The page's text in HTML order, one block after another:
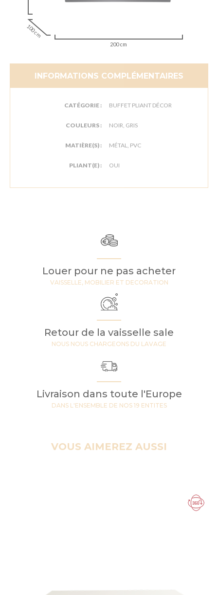
100 cm
200 cm
INFORMATIONS COMPLÉMENTAIRES
CATÉGORIE : BUFFET PLIANT DÉCOR
COULEURS : NOIR, GRIS
MATIÈRE(S) : MÉTAL, PVC
PLIANT(E) : OUI
Louer pour ne pas acheter
VAISSELLE, MOBILIER ET DECORATION
Retour de la vaisselle sale
NOUS NOUS CHARGEONS DU LAVAGE
Livraison dans toute l'Europe
DANS L'ENSEMBLE DE NOS 19 ENTITES
VOUS AIMEREZ AUSSI